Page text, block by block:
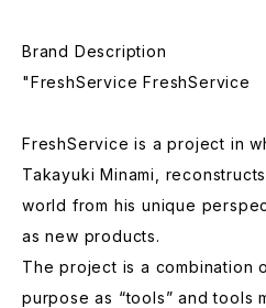
Brand Description
"FreshService FreshService
FreshService is a project in
Takayuki Minami,
world from his unique
as new products.
The project is a combination
purpose as “tools” and tools